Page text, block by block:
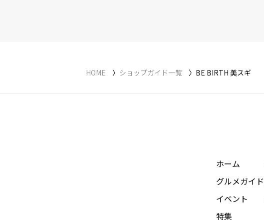
HOME ショップガイド一覧 BE BIRTH 美スギ
ホーム
グルメガイド
イベント
特集